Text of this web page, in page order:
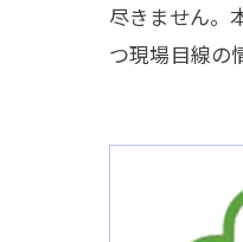
尽きません。
つ現場目線の